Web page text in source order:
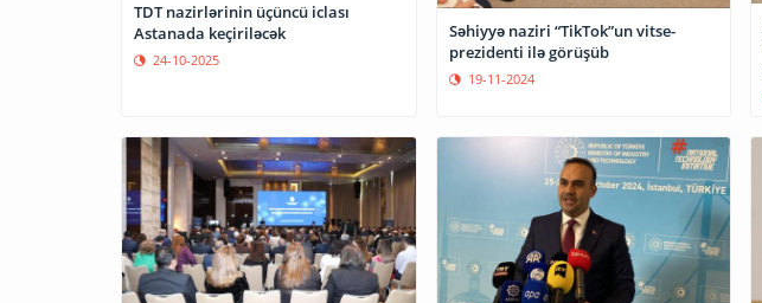
TDT nazirlərinin üçüncü iclası
Astanada keçiriləcək
24-10-2025
Səhiyyə naziri “TikTok”un vitse-
prezidenti ilə görüşüb
19-11-2024